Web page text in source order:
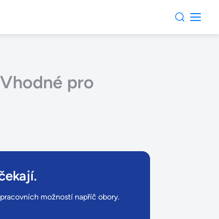
pro
možností napříč obory.